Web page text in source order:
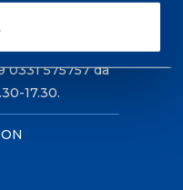
ulteriori
575757 da
17.30.